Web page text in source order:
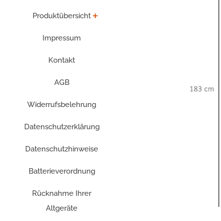
Produktübersicht
Impressum
Kontakt
AGB
Widerrufsbelehrung
Datenschutzerklärung
Datenschutzhinweise
Batterieverordnung
Rücknahme Ihrer
Altgeräte